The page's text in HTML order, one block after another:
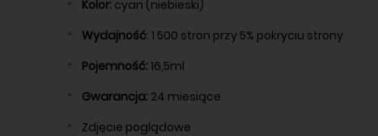
Kolor: cyan (niebieski)
Wydajność: 1 500 stron przy 5% pokryciu strony
Pojemność:16,5ml
Gwarancja: 24 miesiące
Zdjęcie poglądowe